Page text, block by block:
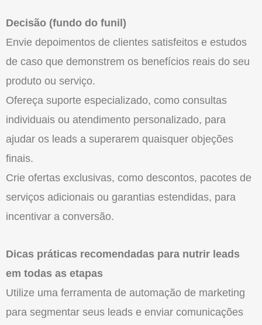
Decisão (fundo do funil)
Envie depoimentos de clientes satisfeitos e estudos
de caso que demonstrem os benefícios reais do seu
produto ou serviço.
Ofereça suporte especializado, como consultas
individuais ou atendimento personalizado, para
ajudar os leads a superarem quaisquer objeções
finais.
Crie ofertas exclusivas, como descontos, pacotes de
serviços adicionais ou garantias estendidas, para
incentivar a conversão.
Dicas práticas recomendadas para nutrir leads
em todas as etapas
Utilize uma ferramenta de automação de marketing
para segmentar seus leads e enviar comunicações